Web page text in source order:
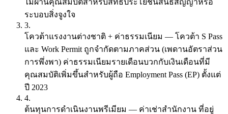
ระบอบสิ่งจูงใจ
3.
โควต้าแรงงานต่างชาติ + ค่าธรรมเนียม — โควต้า S Pass
และ Work Permit ถูกจำกัดตามภาคส่วน (เพดานอัตราส่วน
การพึ่งพา) ค่าธรรมเนียมรายเดือนบวกกับเงินเดือนที่มี
คุณสมบัติเพิ่มขึ้นสำหรับผู้ถือ Employment Pass (EP) ตั้งแต่
ปี 2023
4.
ต้นทุนการดำเนินงานพรีเมียม — ค่าเช่าสำนักงาน ที่อยู่